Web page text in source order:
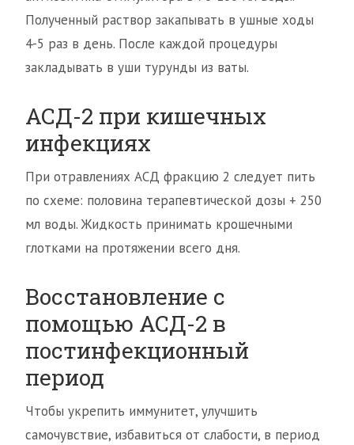
Полученный раствор закапывать в ушные ходы
4-5 раз в день. После каждой процедуры
закладывать в уши турунды из ваты.
АСД-2 при кишечных
инфекциях
При отравлениях АСД фракцию 2 следует пить
по схеме: половина терапевтической дозы + 250
мл воды. Жидкость принимать крошечными
глотками на протяжении всего дня.
Восстановление с
помощью АСД-2 в
постинфекционный
период
Чтобы укрепить иммунитет, улучшить
самочувствие, избавиться от слабости, в период